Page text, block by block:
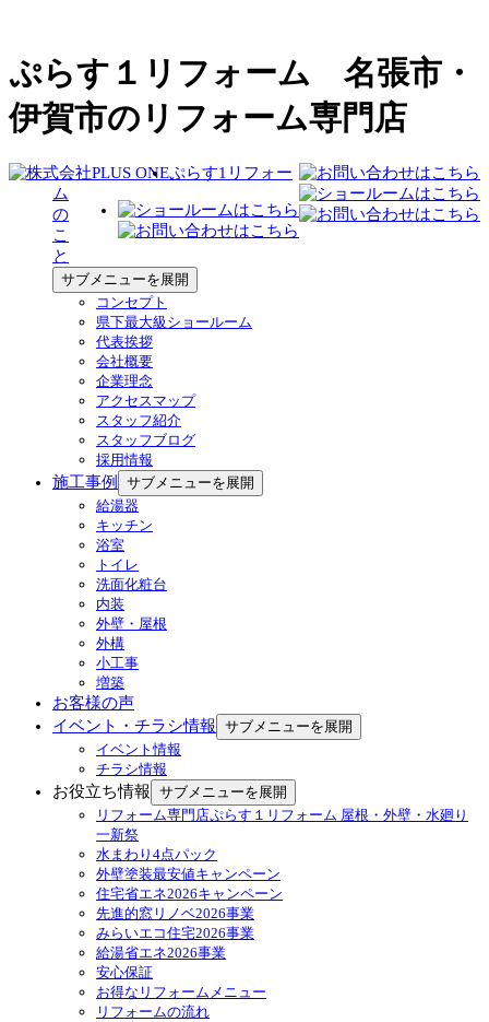
ぷらす１リフォーム 名張市・
伊賀市のリフォーム専門店
ぷらす1リフォー
ム
の
こ
と
サブメニューを展開
コンセプト
県下最大級ショールーム
代表挨拶
会社概要
企業理念
アクセスマップ
スタッフ紹介
スタッフブログ
採用情報
施工事例
サブメニューを展開
給湯器
キッチン
浴室
トイレ
洗面化粧台
内装
外壁・屋根
外構
小工事
増築
お客様の声
イベント・チラシ情報 サブメニューを展開
イベント情報
チラシ情報
お役立ち情報 サブメニューを展開
リフォーム専門店ぷらす１リフォーム 屋根・外壁・水廻り
一新祭
水まわり4点パック
外壁塗装最安値キャンペーン
住宅省エネ2026キャンペーン
先進的窓リノベ2026事業
みらいエコ住宅2026事業
給湯省エネ2026事業
安心保証
お得なリフォームメニュー
リフォームの流れ